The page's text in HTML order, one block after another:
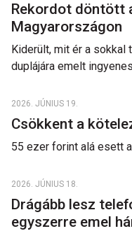
Rekordot döntött
Magyarországon
Kiderült, mit ér a sokkal
duplájára emelt
2026. JÚNIUS 19.
Csökkent a
55 ezer forint alá esett
2026. JÚNIUS 18.
Drágább lesz
egyszerre emel